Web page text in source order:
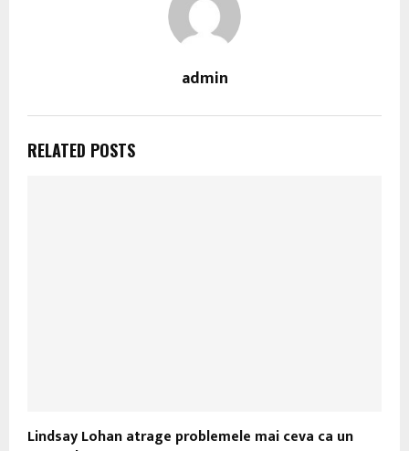
admin
RELATED POSTS
Lindsay Lohan atrage problemele mai ceva ca un